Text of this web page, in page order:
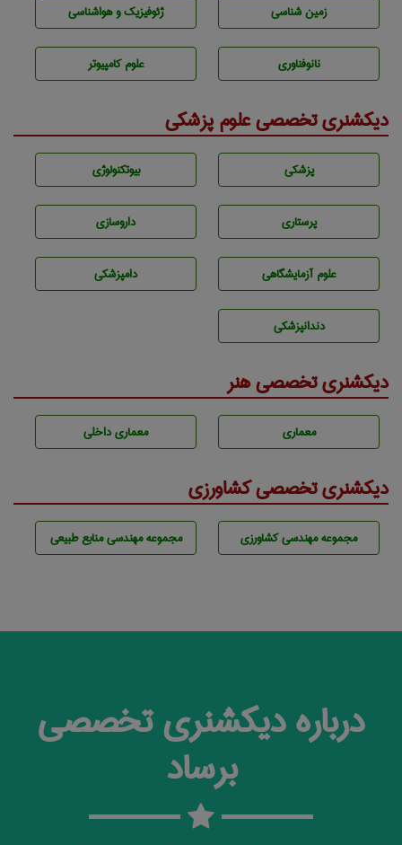
زمين شناسی ژئوفيزيك و هواشناسی
نانوفناوری علوم کامپیوتر
دیکشنری تخصصی علوم پزشکی
پزشكی بيوتكنولوژی
پرستاری داروسازی
علوم آزمايشگاهی دامپزشكی
دندانپزشكی
دیکشنری تخصصی هنر
معماری معماری داخلی
دیکشنری تخصصی کشاورزی
مجموعه مهندسی كشاورزی مجموعه مهندسی منابع طبيعی
درباره دیکشنری تخصصی
برساد